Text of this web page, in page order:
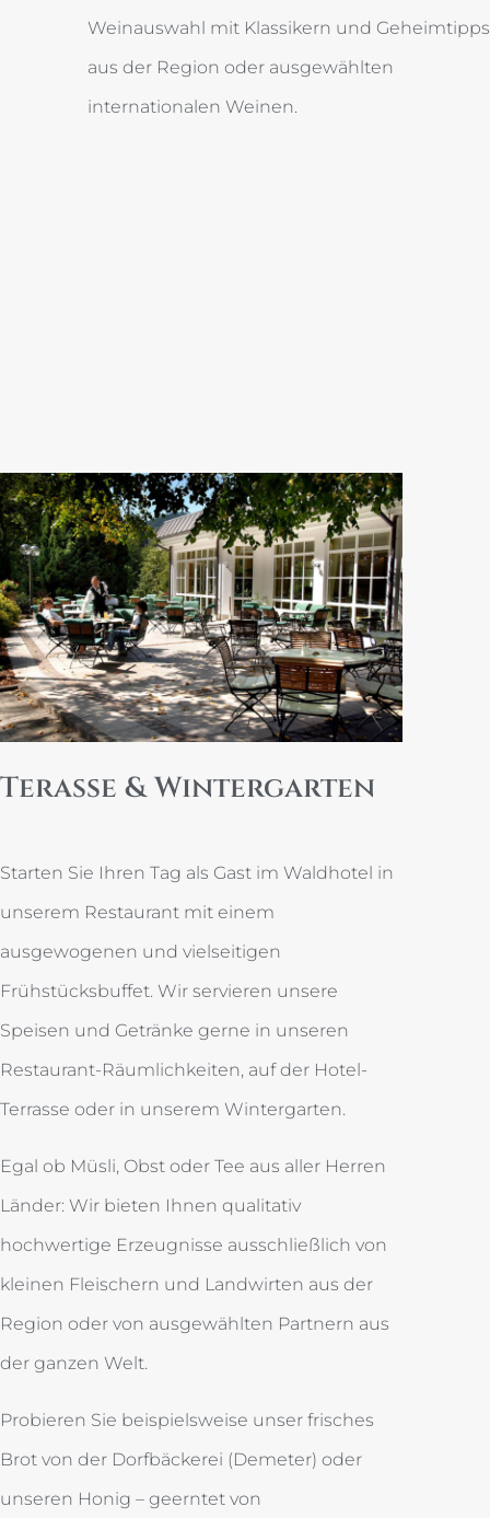
Weinauswahl mit Klassikern und Geheimtipps
aus der Region oder ausgewählten
internationalen Weinen.
Terasse & Wintergarten
Starten Sie Ihren Tag als Gast im Waldhotel in
unserem Restaurant mit einem
ausgewogenen und vielseitigen
Frühstücksbuffet. Wir servieren unsere
Speisen und Getränke gerne in unseren
Restaurant-Räumlichkeiten, auf der Hotel-
Terrasse oder in unserem Wintergarten.
Egal ob Müsli, Obst oder Tee aus aller Herren
Länder: Wir bieten Ihnen qualitativ
hochwertige Erzeugnisse ausschließlich von
kleinen Fleischern und Landwirten aus der
Region oder von ausgewählten Partnern aus
der ganzen Welt.
Probieren Sie beispielsweise unser frisches
Brot von der Dorfbäckerei (Demeter) oder
unseren Honig – geerntet von